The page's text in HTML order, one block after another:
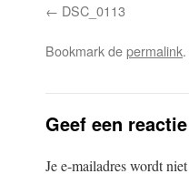
DSC_0113
Bookmark depermalink.
Geef een reactie
Je e-mailadres wordt